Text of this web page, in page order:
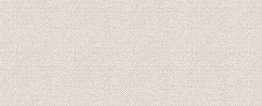
財務・業績;売上 船内荷役取扱高の推移 明44下~昭
財務・業績;売上 艀運送取扱高の推移 明44下~昭
財務・業績;売上 荷捌取扱高の推移 明44下~昭